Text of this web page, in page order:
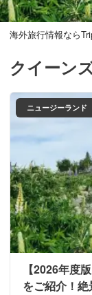
海外旅行情報なら
クイーン
ニュージーランド
【2026年度
をご紹介！絶